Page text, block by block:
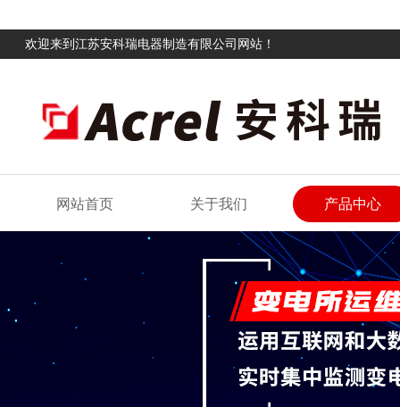
欢迎来到江苏安科瑞电器制造有限公司网站！
网站首页 关于我们 产品中心